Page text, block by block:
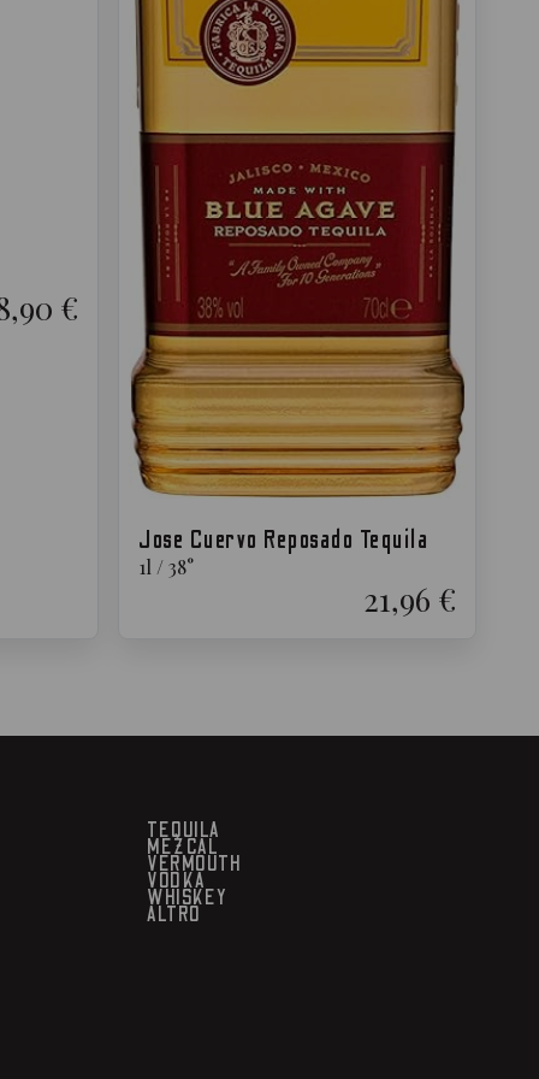
€
Jose Cuervo Reposado Tequila
1l /38°
21,96 €
TEQUILA
MEZCAL
VERMOUTH
VODKA
WHISKEY
ALTRO